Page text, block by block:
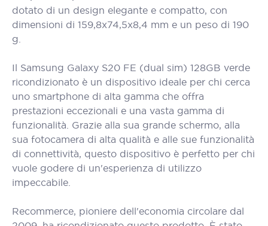
dotato di un design elegante e compatto, con
dimensioni di 159,8x74,5x8,4 mm e un peso di 190
g.
Il Samsung Galaxy S20 FE (dual sim) 128GB verde
ricondizionato è un dispositivo ideale per chi cerca
uno smartphone di alta gamma che offra
prestazioni eccezionali e una vasta gamma di
funzionalità. Grazie alla sua grande schermo, alla
sua fotocamera di alta qualità e alle sue funzionalità
di connettività, questo dispositivo è perfetto per chi
vuole godere di un'esperienza di utilizzo
impeccabile.
Recommerce, pioniere dell'economia circolare dal